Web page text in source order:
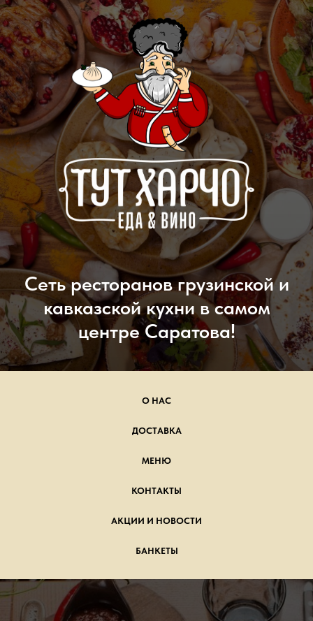
Сеть ресторанов грузинской и
кавказской кухни в самом
центре Саратова!
О НАС
ДОСТАВКА
МЕНЮ
КОНТАКТЫ
АКЦИИ И НОВОСТИ
БАНКЕТЫ